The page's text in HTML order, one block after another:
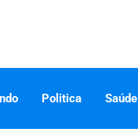
Politica Saúde